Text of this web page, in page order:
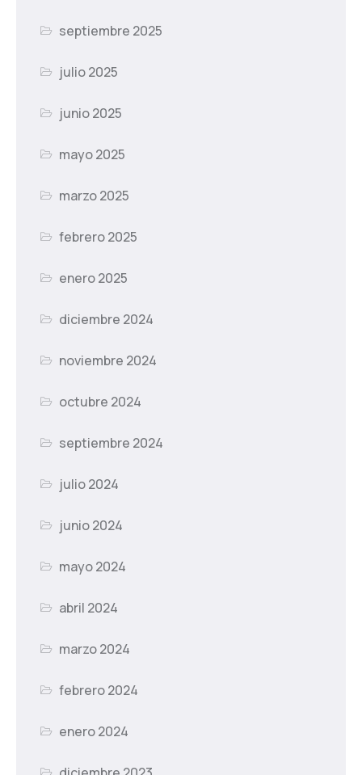
septiembre 2025
julio 2025
junio 2025
mayo 2025
marzo 2025
febrero 2025
enero 2025
diciembre 2024
noviembre 2024
octubre 2024
septiembre 2024
julio 2024
junio 2024
mayo 2024
abril 2024
marzo 2024
febrero 2024
enero 2024